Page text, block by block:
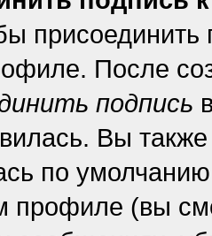
После
подпись
Вы
по
профиле (вы